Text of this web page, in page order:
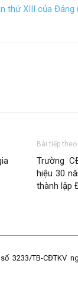
thứ XIII của Đảng
Bài tiếp theo
Trường
hiệu 30
thành lập
3233/TB-CĐTKV